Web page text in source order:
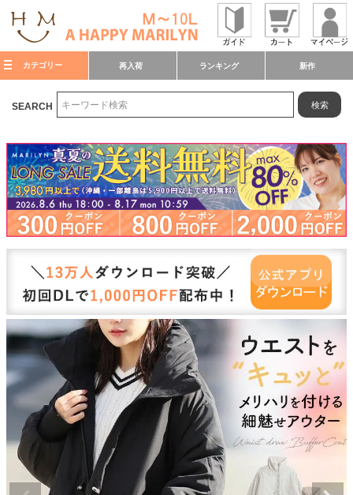
カテゴリー 再入荷 ランキング 新作
SEARCH 検索